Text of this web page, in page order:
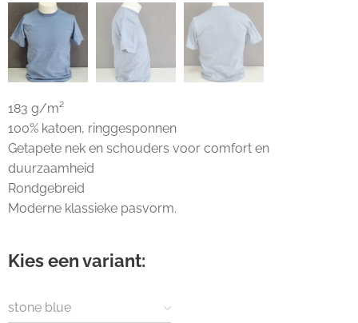
183 g/m²
100% katoen, ringgesponnen
Getapete nek en schouders voor comfort en
duurzaamheid
Rondgebreid
Moderne klassieke pasvorm.
Kies een variant:
stone blue